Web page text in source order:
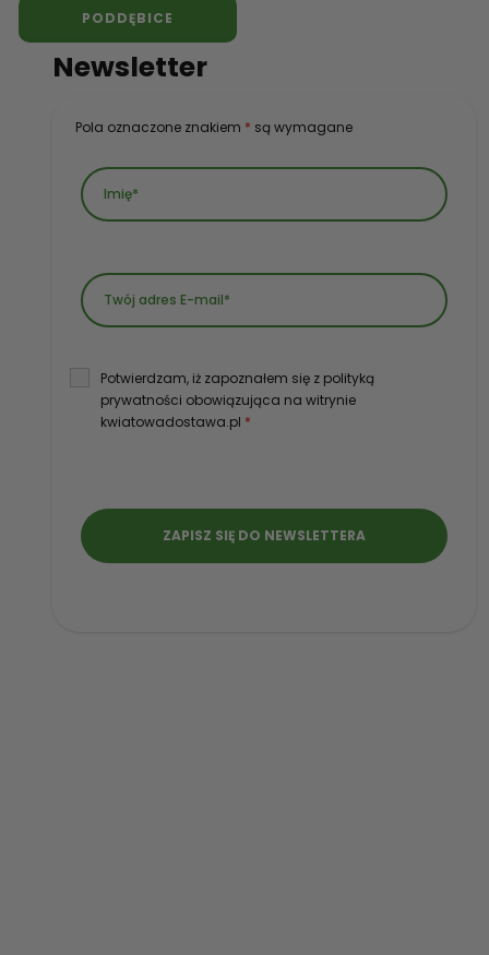
PODDĘBICE
Newsletter
Pola oznaczone znakiem * są wymagane
Potwierdzam, iż zapoznałem się z polityką
prywatności obowiązująca na witrynie
kwiatowadostawa.pl *